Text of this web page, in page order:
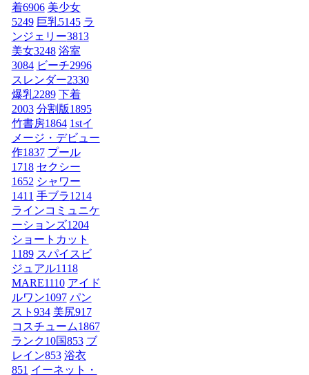
着6906 美少女
5249 巨乳5145 ラ
ンジェリー3813
美女3248 浴室
3084 ビーチ2996
スレンダー2330
爆乳2289 下着
2003 分割版1895
竹書房1864 1stイ
メージ・デビュー
作1837 プール
1718 セクシー
1652 シャワー
1411 手ブラ1214
ラインコミュニケ
ーションズ1204
ショートカット
1189 スパイスビ
ジュアル1118
MARE1110 アイド
ルワン1097 パン
スト 934 美尻917
コスチューム1867
ランク10国853 ブ
レイン853 浴衣
851 イーネット・